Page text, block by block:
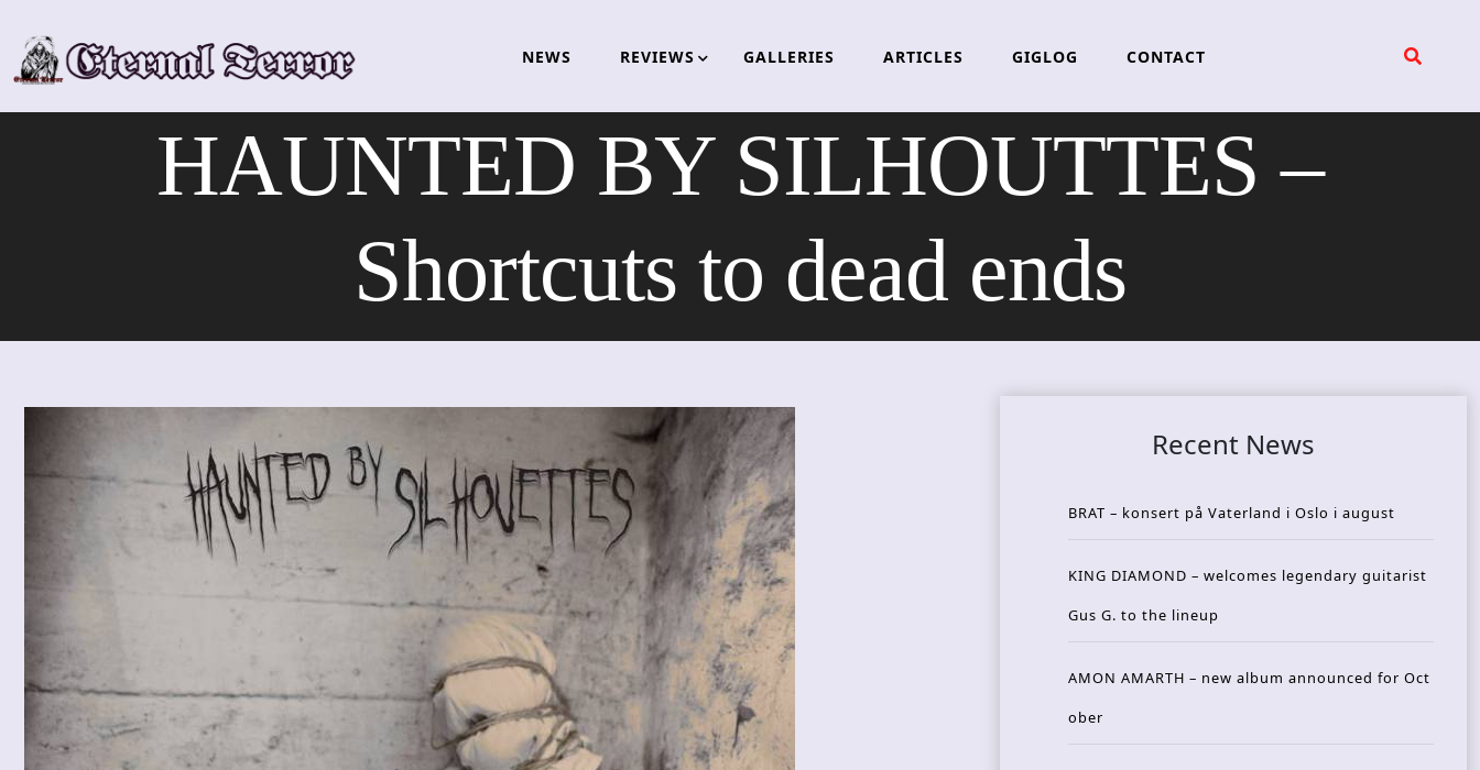
content
NEWS REVIEWS GALLERIES ARTICLES GIGLOG CONTACT
HAUNTED BY SILHOUTTES –
Shortcuts to dead ends
Recent News
BRAT – konsert på Vaterland i Oslo i august
KING DIAMOND – welcomes legendary guitarist
Gus G. to the lineup
AMON AMARTH – new album announced for Oct
ober